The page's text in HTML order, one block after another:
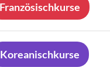
Französischkurse
Koreanischkurse